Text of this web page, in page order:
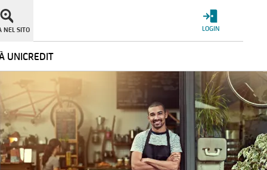
UNICREDIT
NEL SITO LOGIN